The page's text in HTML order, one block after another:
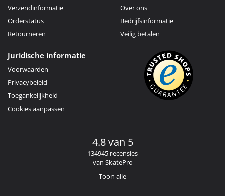
Verzendinformatie
Orderstatus
Retourneren
Over ons
Bedrijfsinformatie
Veilig betalen
Juridische informatie
Voorwaarden
Privacybeleid
Toegankelijkheid
Cookies aanpassen
4.8 van 5
134945 recensies
van SkatePro
Toon alle